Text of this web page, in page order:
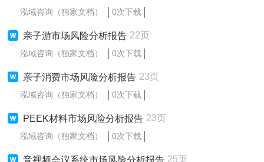
泓域咨询（独家文档） 0次下载
亲子游市场风险分析报告 22页
泓域咨询（独家文档） 0次下载
亲子消费市场风险分析报告 23页
泓域咨询（独家文档） 0次下载
PEEK材料市场风险分析报告 23页
泓域咨询（独家文档） 0次下载
音视频会议系统市场风险分析报告 25页